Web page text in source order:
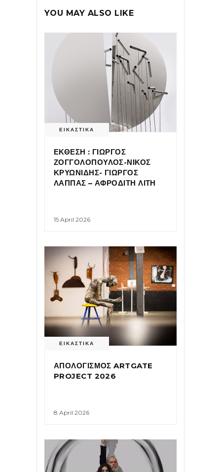
YOU MAY ALSO LIKE
ΕΙΚΑΣΤΙΚΑ
ΕΚΘΕΣΗ : ΓΙΩΡΓΟΣ
ΖΟΓΓΟΛΟΠΟΥΛΟΣ-ΝΙΚΟΣ
ΚΡΥΩΝΙΔΗΣ- ΓΙΩΡΓΟΣ
ΛΑΠΠΑΣ – ΑΦΡΟΔΙΤΗ ΛΙΤΗ
15 April 2026
ΕΙΚΑΣΤΙΚΑ
ΑΠΟΛΟΓΙΣΜΟΣ ARTGATE
PROJECT 2026
8 April 2026